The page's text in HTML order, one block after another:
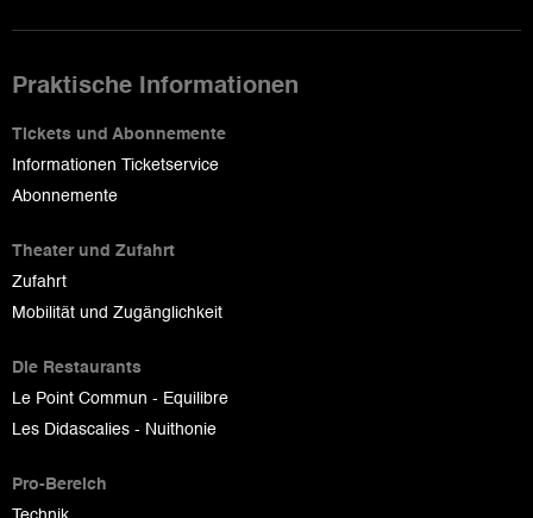
Praktische Informationen
Tickets und Abonnemente
Informationen Ticketservice
Abonnemente
Theater und Zufahrt
Zufahrt
Mobilität und Zugänglichkeit
Die Restaurants
Le Point Commun - Equilibre
Les Didascalies - Nuithonie
Pro-Bereich